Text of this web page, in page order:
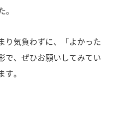
。
り気負わずに、「よかった
で、ぜひお願いしてみてい
す。